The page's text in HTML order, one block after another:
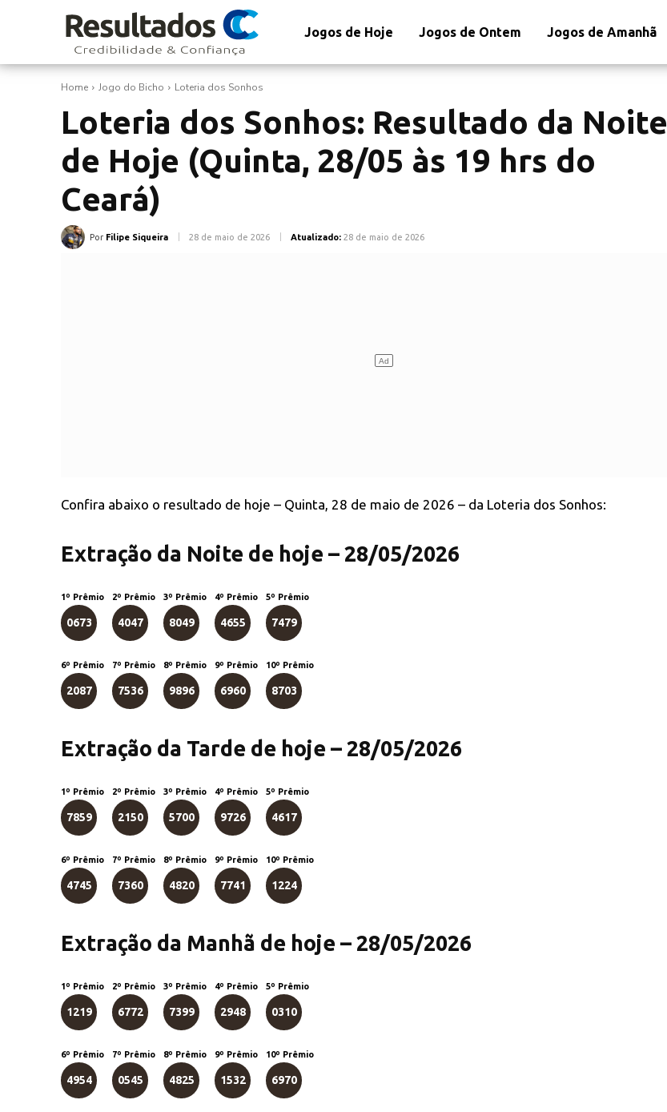
Jogos de Hoje Jogos de Ontem Jogos de Amanhã
Home Jogo do Bicho Loteria dos Sonhos
Loteria dos Sonhos: Resultado da Noite
de Hoje (Quinta, 28/05 às 19 hrs do
Ceará)
Por Filipe Siqueira 28 de maio de 2026 Atualizado: 28 de maio de 2026
Confira abaixo o resultado de hoje – Quinta, 28 de maio de 2026 – da Loteria dos Sonhos:
Extração da Noite de hoje – 28/05/2026
1º Prêmio
0673
2º Prêmio
4047
3º Prêmio
8049
4º Prêmio
4655
5º Prêmio
7479
6º Prêmio
2087
7º Prêmio
7536
8º Prêmio
9896
9º Prêmio
6960
10º Prêmio
8703
Extração da Tarde de hoje – 28/05/2026
1º Prêmio
7859
2º Prêmio
2150
3º Prêmio
5700
4º Prêmio
9726
5º Prêmio
4617
6º Prêmio
4745
7º Prêmio
7360
8º Prêmio
4820
9º Prêmio
7741
10º Prêmio
1224
Extração da Manhã de hoje – 28/05/2026
1º Prêmio
1219
2º Prêmio
6772
3º Prêmio
7399
4º Prêmio
2948
5º Prêmio
0310
6º Prêmio
4954
7º Prêmio
0545
8º Prêmio
4825
9º Prêmio
1532
10º Prêmio
6970